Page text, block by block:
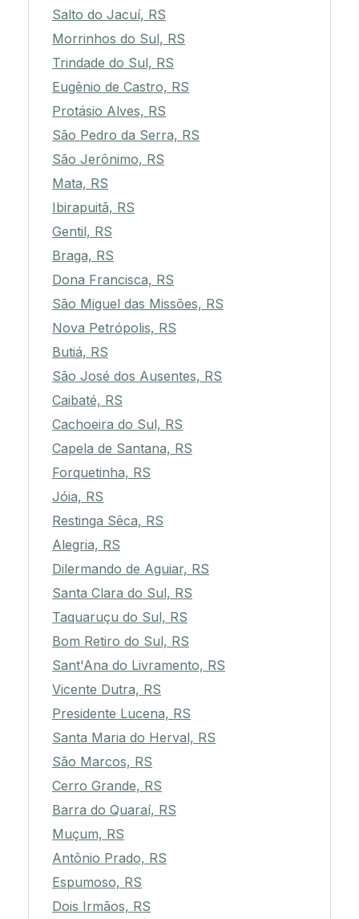
Salto do Jacuí, RS
Morrinhos do Sul, RS
Trindade do Sul, RS
Eugênio de Castro, RS
Protásio Alves, RS
São Pedro da Serra, RS
São Jerônimo, RS
Mata, RS
Ibirapuitã, RS
Gentil, RS
Braga, RS
Dona Francisca, RS
São Miguel das Missões, RS
Nova Petrópolis, RS
Butiá, RS
São José dos Ausentes, RS
Caibaté, RS
Cachoeira do Sul, RS
Capela de Santana, RS
Forquetinha, RS
Jóia, RS
Restinga Sêca, RS
Alegria, RS
Dilermando de Aguiar, RS
Santa Clara do Sul, RS
Taquaruçu do Sul, RS
Bom Retiro do Sul, RS
Sant'Ana do Livramento, RS
Vicente Dutra, RS
Presidente Lucena, RS
Santa Maria do Herval, RS
São Marcos, RS
Cerro Grande, RS
Barra do Quaraí, RS
Muçum, RS
Antônio Prado, RS
Espumoso, RS
Dois Irmãos, RS